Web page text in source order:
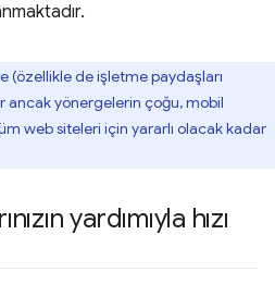
(özellikle de işletme paydaşları
ancak yönergelerin çoğu, mobil
web siteleri için yararlı olacak kadar
yardımıyla hızı